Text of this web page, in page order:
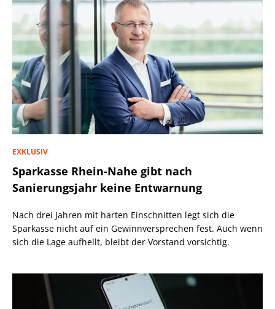
EXKLUSIV
Sparkasse Rhein-Nahe gibt nach
Sanierungsjahr keine Entwarnung
Nach drei Jahren mit harten Einschnitten legt sich die
Sparkasse nicht auf ein Gewinnversprechen fest. Auch wenn
sich die Lage aufhellt, bleibt der Vorstand vorsichtig.